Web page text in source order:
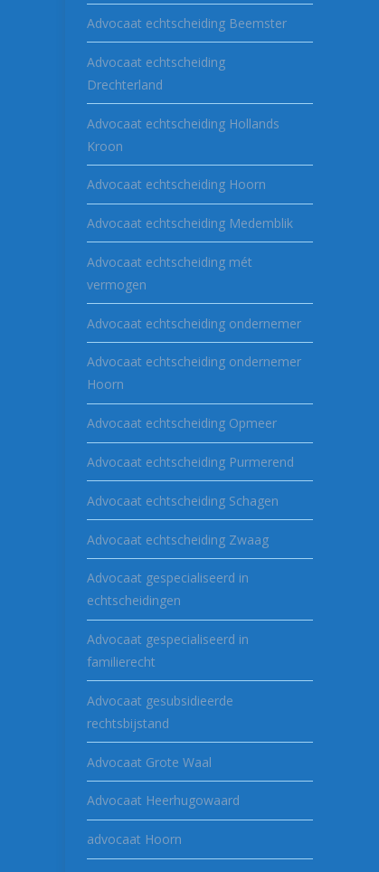
Advocaat echtscheiding Beemster
Advocaat echtscheiding
Drechterland
Advocaat echtscheiding Hollands
Kroon
Advocaat echtscheiding Hoorn
Advocaat echtscheiding Medemblik
Advocaat echtscheiding mét
vermogen
Advocaat echtscheiding ondernemer
Advocaat echtscheiding ondernemer
Hoorn
Advocaat echtscheiding Opmeer
Advocaat echtscheiding Purmerend
Advocaat echtscheiding Schagen
Advocaat echtscheiding Zwaag
Advocaat gespecialiseerd in
echtscheidingen
Advocaat gespecialiseerd in
familierecht
Advocaat gesubsidieerde
rechtsbijstand
Advocaat Grote Waal
Advocaat Heerhugowaard
advocaat Hoorn